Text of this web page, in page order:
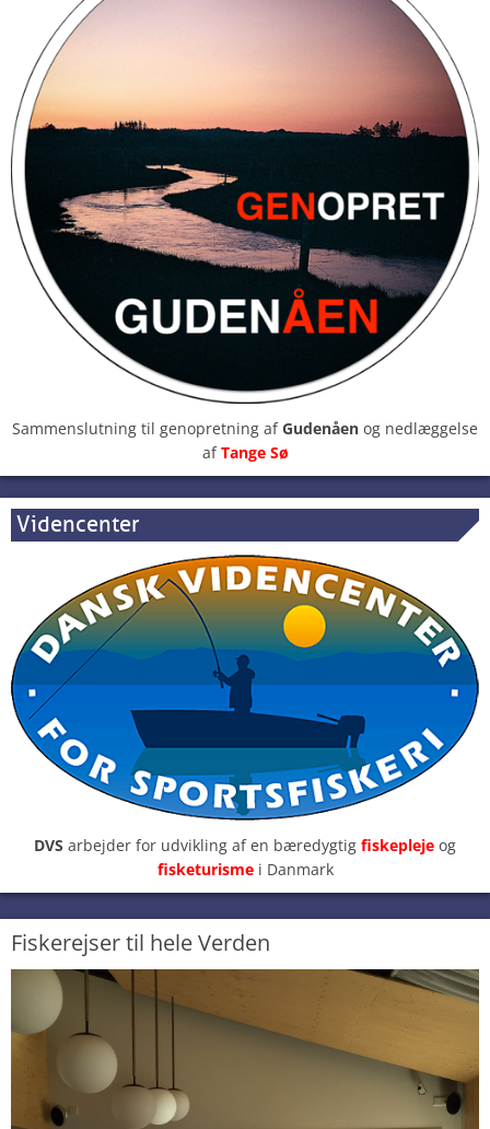
Sammenslutning til genopretning afGudenåen og nedlæggelse
afTange Sø
Videncenter
DVS arbejder for udvikling af en bæredygtig fiskepleje og
fisketurisme i Danmark
Fiskerejser til hele Verden